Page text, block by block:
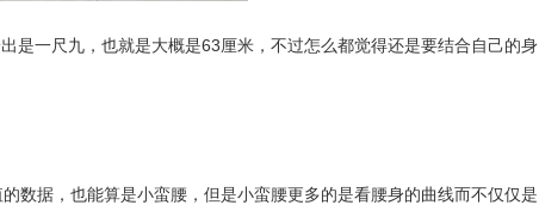
是一尺九，也就是大概是63厘米，不过怎么都觉得还是要结合自己的身
数据，也能算是小蛮腰，但是小蛮腰更多的是看腰身的曲线而不仅仅是